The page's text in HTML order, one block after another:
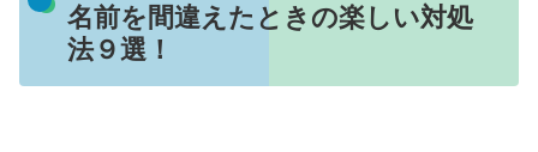
名前を間違えたときの楽しい対処
法９選！